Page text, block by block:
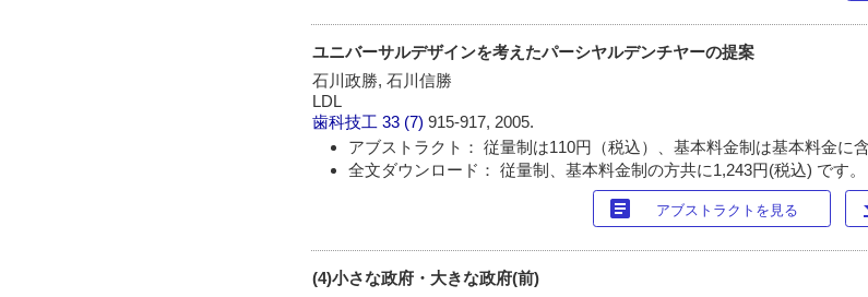
ユニバーサルデザインを考えたパーシヤルデンチヤーの提案
石川政勝, 石川信勝
LDL
歯科技工 33 (7)915-917, 2005.
アブストラクト： 従量制は110円（税込）、基本料金制は基本料金に含
全文ダウンロード： 従量制、基本料金制の方共に1,243円(税込) です。
article アブストラクトを見る
(4)小さな政府・大きな政府(前)